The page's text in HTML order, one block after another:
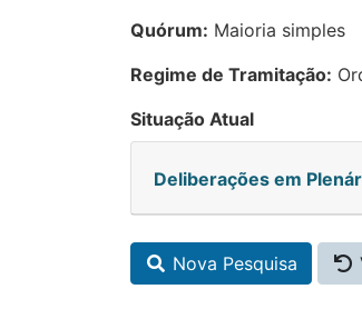
Quórum: Maioria simples
Regime de Tramitação:
Situação Atual
Deliberações em
Nova Pesquisa